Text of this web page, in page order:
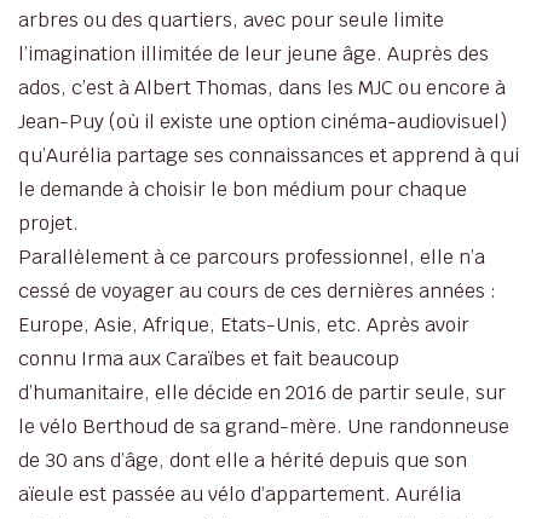
arbres ou des quartiers, avec pour seule limite
l’imagination illimitée de leur jeune âge. Auprès des
ados, c’est à Albert Thomas, dans les MJC ou encore à
Jean-Puy (où il existe une option cinéma-audiovisuel)
qu’Aurélia partage ses connaissances et apprend à qui
le demande à choisir le bon médium pour chaque
projet.
Parallèlement à ce parcours professionnel, elle n’a
cessé de voyager au cours de ces dernières années :
Europe, Asie, Afrique, Etats-Unis, etc. Après avoir
connu Irma aux Caraïbes et fait beaucoup
d’humanitaire, elle décide en 2016 de partir seule, sur
le vélo Berthoud de sa grand-mère. Une randonneuse
de 30 ans d’âge, dont elle a hérité depuis que son
aïeule est passée au vélo d’appartement. Aurélia